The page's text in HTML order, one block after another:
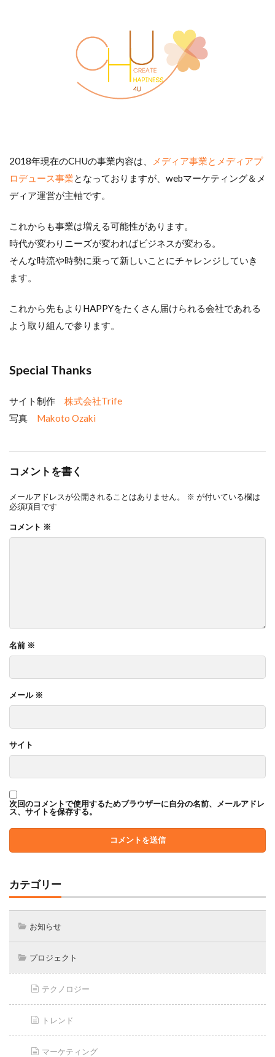
2018年現在のCHUの事業内容は、
メディア事業とメディアプ
ロデュース事業となっておりますが、webマーケティング＆メ
ディア運営が主軸です。
これからも事業は増える可能性があります。
時代が変わりニーズが変わればビジネスが変わる。
そんな時流や時勢に乗って新しいことにチャレンジしていき
ます。
これから先もよりHAPPYをたくさん届けられる会社であれる
よう取り組んで参ります。
Special Thanks
サイト制作 株式会社Trife
写真 Makoto Ozaki
コメントを書く
メールアドレスが公開されることはありません。 ※ が付いている欄は
必須項目です
コメント ※
名前 ※
メール ※
サイト
次回のコメントで使用するためブラウザーに自分の名前、メールアドレ
ス、サイトを保存する。
カテゴリー
お知らせ
プロジェクト
テクノロジー
トレンド
マーケティング